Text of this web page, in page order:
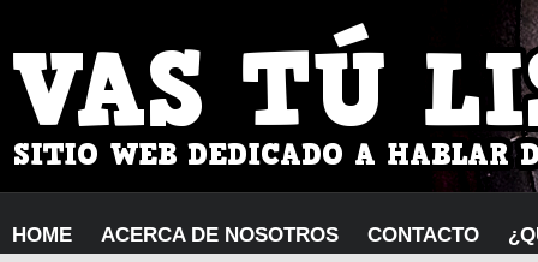
HOME ACERCA DE NOSOTROS CONTACTO